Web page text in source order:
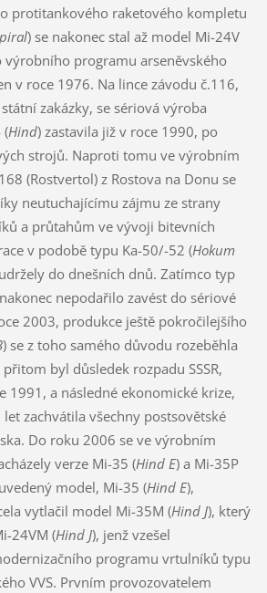
protitankového raketového kompletu
) se nakonec stal až model Mi-24V
výrobního programu arseněvského
v roce 1976. Na lince závodu č.116,
zakázky, se sériová výroba
(Hind) zastavila již v roce 1990, po
strojů. Naproti tomu ve výrobním
(Rostvertol) z Rostova na Donu se
neutuchajícímu zájmu ze strany
a průtahům ve vývoji bitevních
v podobě typu Ka-50/-52 (Hokum
do dnešních dnů. Zatímco typ
nepodařilo zavést do sériové
2003, produkce ještě pokročilejšího
) se z toho samého důvodu rozeběhla
byl důsledek rozpadu SSSR,
1991, a následné ekonomické krize,
zachvátila všechny postsovětské
Do roku 2006 se ve výrobním
verze Mi-35 (Hind E) a Mi-35P
model, Mi-35 (Hind E),
vytlačil model Mi-35M (Hind J), který
24VM (Hind J), jenž vzešel
programu vrtulníků typu
VVS. Prvním provozovatelem